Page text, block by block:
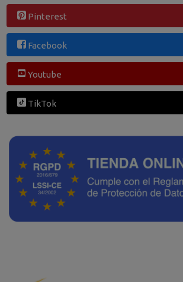
Pinterest
Facebook
Youtube
TikTok